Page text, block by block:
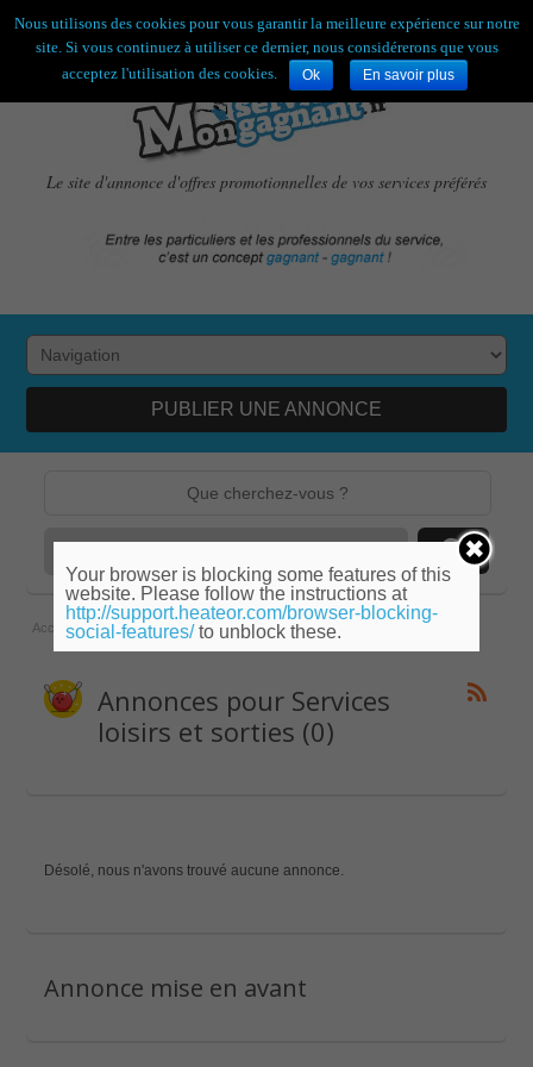
Bienvenue,visiteur ![S'enregistrer|Connexion]
Le site d'annonce d'offres promotionnelles de vos services préférés
PUBLIER UNE ANNONCE
Accueil » Midi-Pyrénées »Ariège » Services loisirs et sorties
Annonces pour Services
loisirs et sorties (0)
Désolé, nous n'avons trouvé aucune annonce.
Annonce mise en avant
Nous utilisons des cookies pour vous garantir la meilleure expérience sur notre
site. Si vous continuez à utiliser ce dernier, nous considérerons que vous
acceptez l'utilisation des cookies.
Ok En savoir plus
Your browser is blocking some features of this
website. Please follow the instructions at
http://support.heateor.com/browser-blocking-
social-features/to unblock these.